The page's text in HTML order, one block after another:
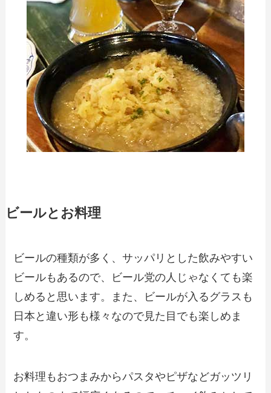
ビールとお料理
ビールの種類が多く、サッパリとした飲みやすい
ビールもあるので、ビール党の人じゃなくても楽
しめると思います。また、ビールが入るグラスも
日本と違い形も様々なので見た目でも楽しめま
す。
お料理もおつまみからパスタやピザなどガッツリ